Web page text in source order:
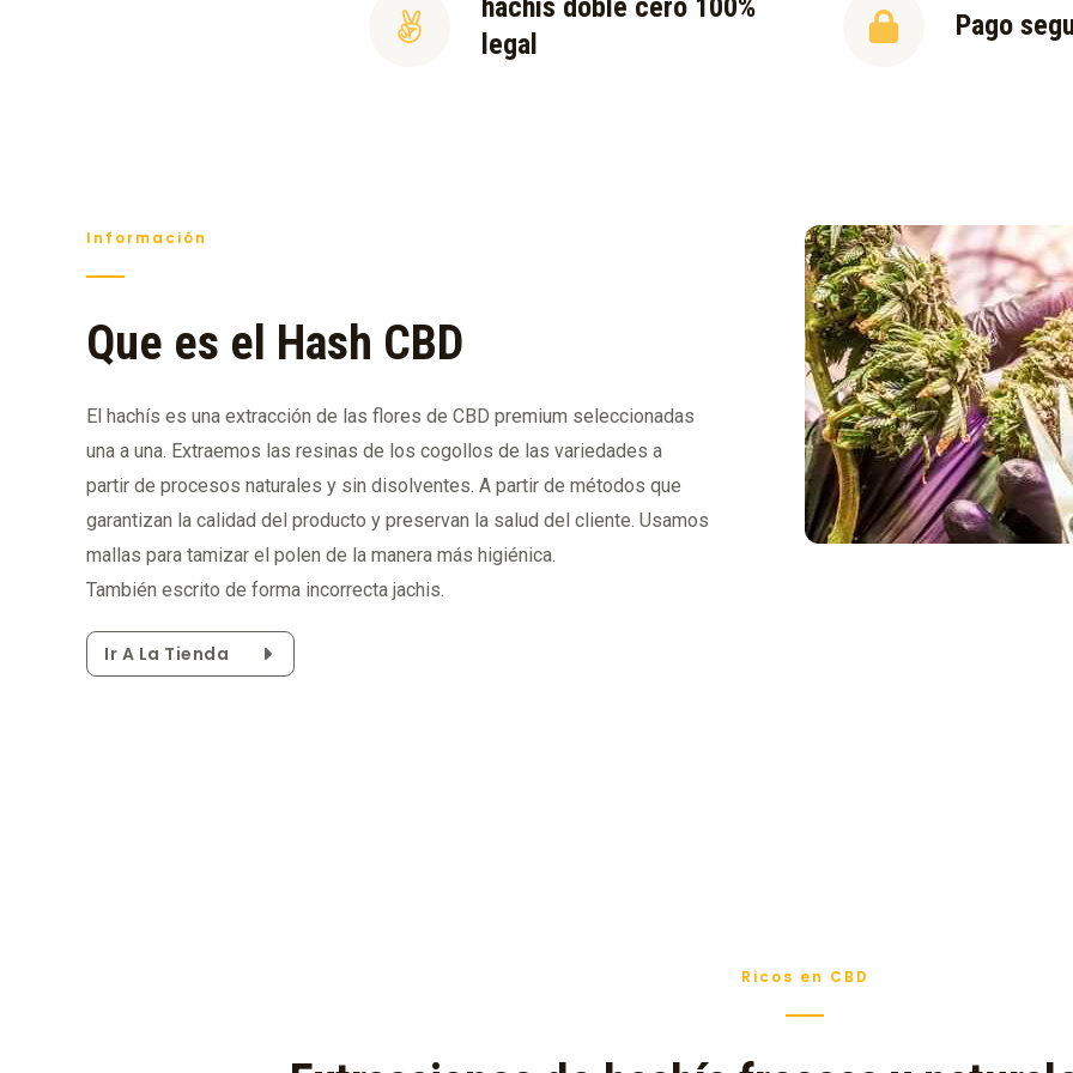
hachis doble cero 100%
legal
Pago
Información
Que es el Hash CBD
El hachís es una extracción de las flores de CBD premium seleccionadas
una a una. Extraemos las resinas de los cogollos de las variedades a
partir de procesos naturales y sin disolventes. A partir de métodos que
garantizan la calidad del producto y preservan la salud del cliente. Usamos
mallas para tamizar el polen de la manera más higiénica.
También escrito de forma incorrecta jachis.
Ir A La Tienda
Ricos en CBD